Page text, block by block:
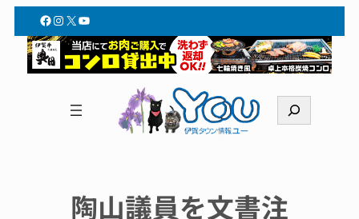
Facebook
Instagram
X YouTube
索
陶山議員を文書注